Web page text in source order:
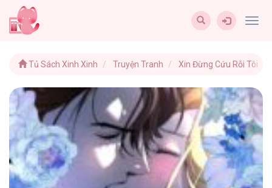
Tủ Sách Xinh Xinh Truyện Tranh Xin Đừng Cứu Rỗi Tôi